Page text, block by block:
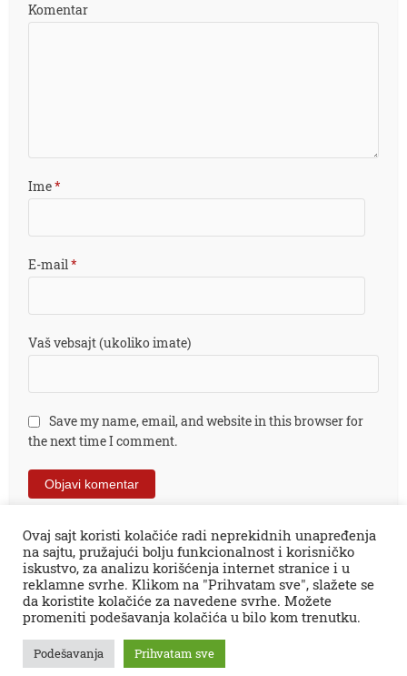
Komentar
Ime*
E-mail*
Vaš vebsajt (ukoliko imate)
Save my name, email, and website in this browser for
the next time I comment.
Sva prava zadržana © 2026. Zaječar Online
impresum PR tekstovi kontakt kolumne
Zaječarske VESTI
Ovaj sajt koristi kolačiće radi neprekidnih unapređenja
na sajtu, pružajući bolju funkcionalnost i korisničko
iskustvo, za analizu korišćenja internet stranice i u
reklamne svrhe. Klikom na "Prihvatam sve", slažete se
da koristite kolačiće za navedene svrhe. Možete
promeniti podešavanja kolačića u bilo kom trenutku.
Podešavanja Prihvatam sve